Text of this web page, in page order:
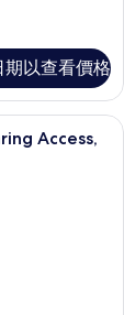
期以查看價格
線頻道、電視、
Access,